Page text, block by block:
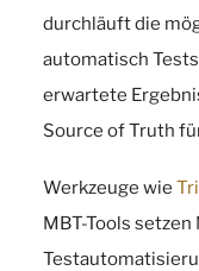
durchläuft die
automatisch
erwartete
Source of Truth
Werkzeuge wie
MBT-Tools